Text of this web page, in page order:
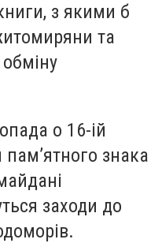
з якими б
та
о 16-ій
пам’ятного знака
заходи до